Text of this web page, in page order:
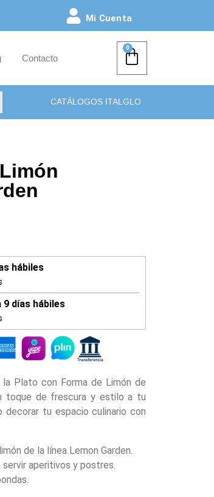
Mi Cuenta
Contacto
0
CATÁLOGOS ITALGLO
hábiles
9 días hábiles
Plato con Forma de Limón de
toque de frescura y estilo a tu
decorar tu espacio culinario con
de la línea Lemon Garden.
aperitivos y postres.